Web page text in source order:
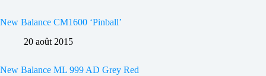
New Balance CM1600 ‘Pinball’
20 août 2015
New Balance ML 999 AD Grey Red